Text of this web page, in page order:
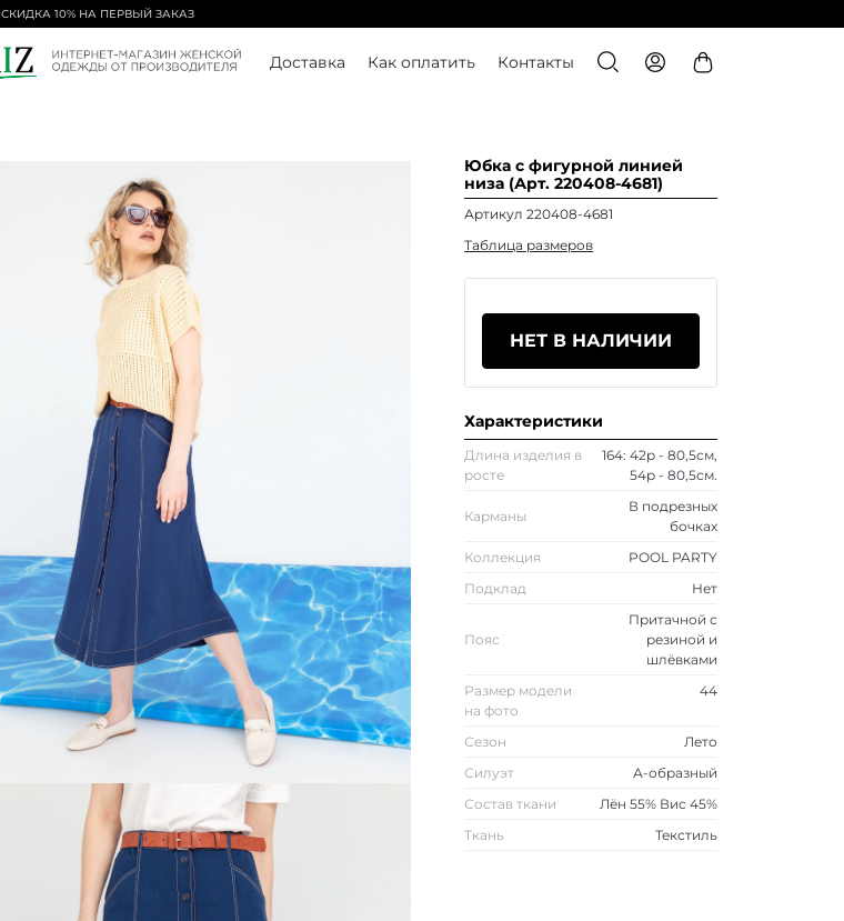
СКИДКА 10% НА ПЕРВЫЙ ЗАКАЗ
Доставка Как оплатить Контакты
Юбка с фигурной линией
низа (Арт. 220408-4681)
Артикул 220408-4681
Таблица размеров
НЕТ В НАЛИЧИИ
Характеристики
Длина изделия в
росте
164: 42р - 80,5см,
54р - 80,5см.
Карманы
В подрезных
бочках
Коллекция
POOL PARTY
Подклад
Нет
Пояс
Притачной с
резиной и
шлёвками
Размер модели
на фото
44
Сезон
Лето
Силуэт
А-образный
Состав ткани
Лён 55% Вис 45%
Ткань
Текстиль